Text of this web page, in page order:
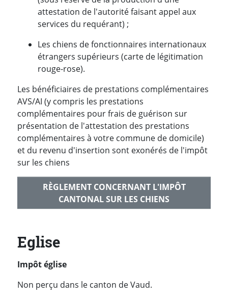
attestation de l'autorité faisant appel aux
services du requérant) ;
Les chiens de fonctionnaires internationaux
étrangers supérieurs (carte de légitimation
rouge-rose).
Les bénéficiaires de prestations complémentaires
AVS/AI (y compris les prestations
complémentaires pour frais de guérison sur
présentation de l'attestation des prestations
complémentaires à votre commune de domicile)
et du revenu d'insertion sont exonérés de l'impôt
sur les chiens
RÈGLEMENT CONCERNANT L'IMPÔT
CANTONAL SUR LES CHIENS
Eglise
Impôt église
Non perçu dans le canton de Vaud.